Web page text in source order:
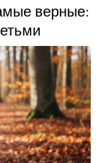
верные: